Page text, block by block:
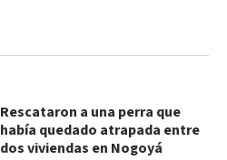
Rescataron a una perra que
había quedado atrapada entre
dos viviendas en Nogoyá